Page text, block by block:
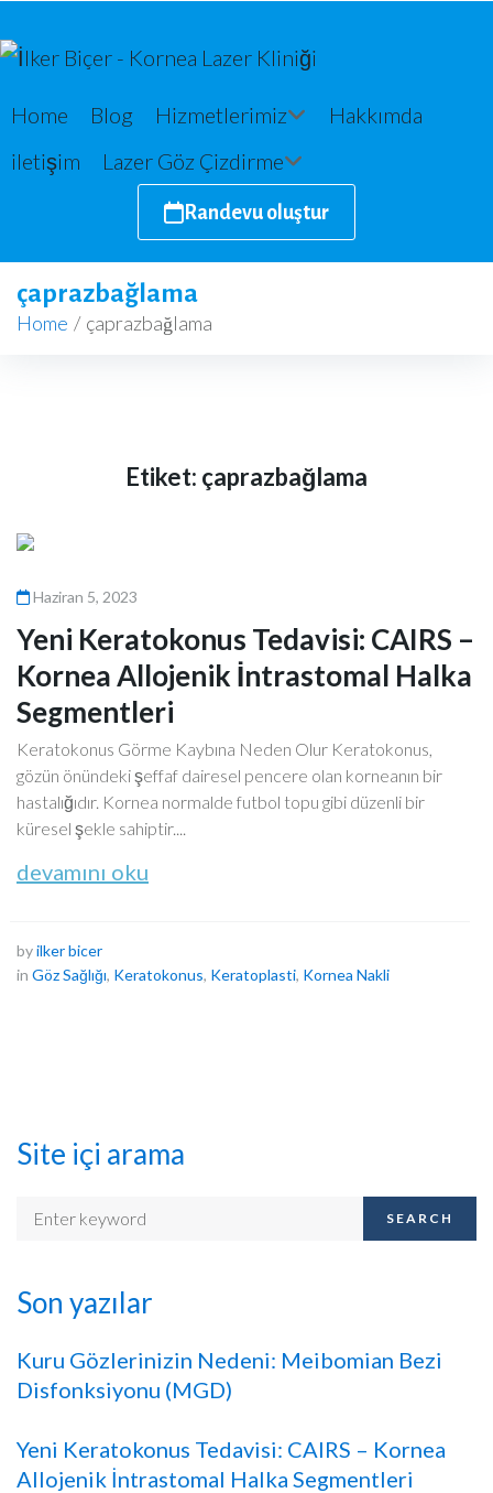
Home Blog Hizmetlerimiz
Hakkımda
iletişim
Lazer Göz Çizdirme
Randevu oluştur
çaprazbağlama
Home / çaprazbağlama
Etiket: çaprazbağlama
Haziran 5, 2023
Yeni Keratokonus Tedavisi: CAIRS –
Kornea Allojenik İntrastomal Halka
Segmentleri
Keratokonus Görme Kaybına Neden Olur Keratokonus,
gözün önündeki şeffaf dairesel pencere olan korneanın bir
hastalığıdır. Kornea normalde futbol topu gibi düzenli bir
küresel şekle sahiptir....
devamını oku
byilker bicer
in Göz Sağlığı, Keratokonus, Keratoplasti, Kornea Nakli
Site içi arama
SEARCH
Son yazılar
Kuru Gözlerinizin Nedeni: Meibomian Bezi
Disfonksiyonu (MGD)
Yeni Keratokonus Tedavisi: CAIRS – Kornea
Allojenik İntrastomal Halka Segmentleri